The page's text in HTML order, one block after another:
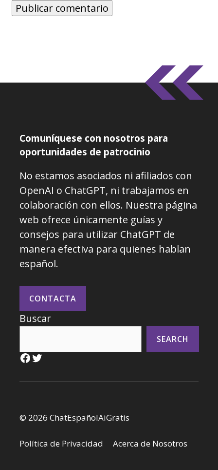
Comuníquese con nosotros para
oportunidades de patrocinio
No estamos asociados ni afiliados con
OpenAI o ChatGPT, ni trabajamos en
colaboración con ellos. Nuestra página
web ofrece únicamente guías y
consejos para utilizar ChatGPT de
manera efectiva para quienes hablan
español.
CONTACTA
Buscar
SEARCH
Facebook
Twitter
© 2026 ChatEspañolAiGratis
Política de Privacidad Acerca de Nosotros